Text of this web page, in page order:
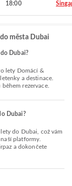
18:00
města Dubai
Dubai?
a destinace.
rezervace.
Dubai?
platformy.
a dokončete